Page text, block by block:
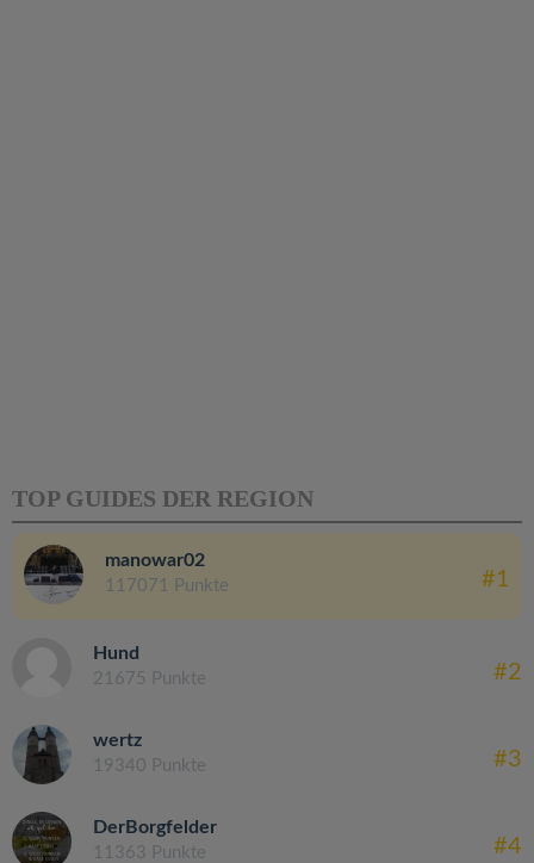
TOP GUIDES DER REGION
manowar02
117071 Punkte #1
Hund
21675 Punkte #2
wertz
19340 Punkte #3
DerBorgfelder
11363 Punkte #4